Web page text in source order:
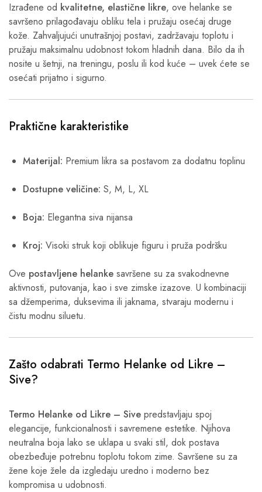
Izrađene od kvalitetne, elastične likre, ove helanke se
savršeno prilagođavaju obliku tela i pružaju osećaj druge
kože. Zahvaljujući unutrašnjoj postavi, zadržavaju toplotu i
pružaju maksimalnu udobnost tokom hladnih dana. Bilo da ih
nosite u šetnji, na treningu, poslu ili kod kuće – uvek ćete se
osećati prijatno i sigurno.
Praktične karakteristike
Materijal: Premium likra sa postavom za dodatnu toplinu
Dostupne veličine: S, M, L, XL
Boja: Elegantna siva nijansa
Kroj: Visoki struk koji oblikuje figuru i pruža podršku
Ove postavljene helanke savršene su za svakodnevne
aktivnosti, putovanja, kao i sve zimske izazove. U kombinaciji
sa džemperima, duksevima ili jaknama, stvaraju modernu i
čistu modnu siluetu.
Zašto odabrati Termo Helanke od Likre –
Sive?
Termo Helanke od Likre – Sive predstavljaju spoj
elegancije, funkcionalnosti i savremene estetike. Njihova
neutralna boja lako se uklapa u svaki stil, dok postava
obezbeđuje potrebnu toplotu tokom zime. Savršene su za
žene koje žele da izgledaju uredno i moderno bez
kompromisa u udobnosti.